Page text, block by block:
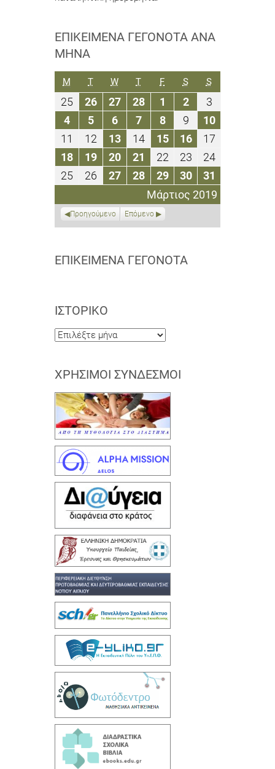
ΕΠΙΚΕΊΜΕΝΑ ΓΕΓΟΝΌΤΑ ΑΝΆ
ΜΉΝΑ
Μάρτιος 2019
M ΔΕΥΤΈΡΑ
TΤΡΊΤΗ
WΤΕΤΆΡΤΗ
TΠΈΜΠΤΗ
FΠΑΡΑΣΚΕΥΉ
SΣΆΒΒΑΤΟ
SΚΥΡΙΑΚΉ
2525
Φεβρουαρίου
2019
2626
Φεβρουαρίου
2019
2727
Φεβρουαρίου
2019
2828
Φεβρουαρίου
2019
1
Μαρτίου
2019
22
Μαρτίου
2019
33
Μαρτίου
2019
44
Μαρτίου
2019
55
Μαρτίου
2019
66
Μαρτίου
2019
77
Μαρτίου
2019
88
Μαρτίου
2019
99
Μαρτίου
2019
1010
Μαρτίου
11
Μαρτίου
2019
12
Μαρτίου
2019
1313
Μαρτίου
2019
1414
Μαρτίου
2019
1515
Μαρτίου
2019
1616
Μαρτίου
2019
1717
2019
1818
Μαρτίου
2019
1919
Μαρτίου
2019
2020
Μαρτίου
2019
21
Μαρτίου
2019
2222
Μαρτίου
2019
2323
Μαρτίου
2019
2424
Μαρτίου
2019
2525
Μαρτίου
26
Μαρτίου
2727
Μαρτίου
2828
Μαρτίου
2019
2929
Μαρτίου
2019
3030
Μαρτίου
2019
31
Μαρτίου
2019
Προηγούμενο Επόμενο
ΕΠΙΚΕΊΜΕΝΑ ΓΕΓΟΝΌΤΑ
ΙΣΤΟΡΙΚΌ
Ιστορικό
ΧΡΉΣΙΜΟΙ ΣΎΝΔΕΣΜΟΙ